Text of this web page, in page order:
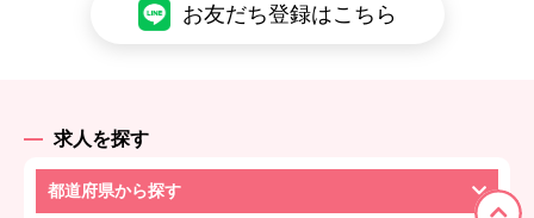
お友だち登録はこちら
求人を探す
都道府県から探す